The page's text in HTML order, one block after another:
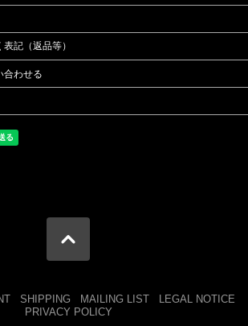
記（返品等）
合わせる
SHIPPING MAILING LIST
LEGAL NOTICE
PRIVACY POLICY